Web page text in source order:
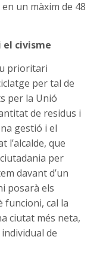
un màxim de 48
civisme
prioritari
per tal de
per la Unió
de residus i
gestió i el
l’alcalde, que
per
davant d’un
posarà els
funcioni, cal la
ciutat més neta,
de